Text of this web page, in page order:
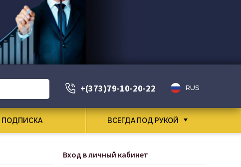
+(373)79-10-20-22 RUS
ПОДПИСКА ВСЕГДА ПОД РУКОЙ
Вход в личный кабинет